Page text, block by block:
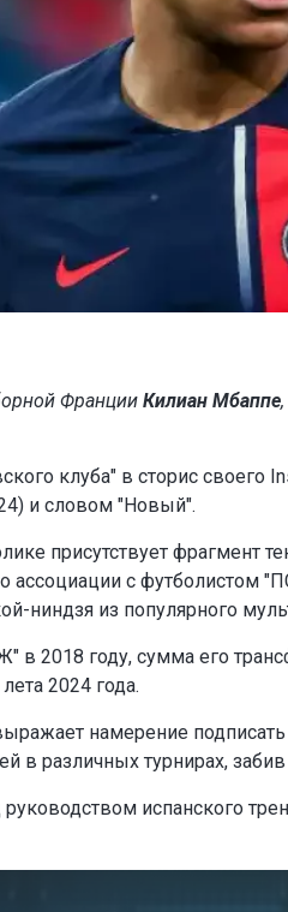
Франции Килиан Мбаппе
клуба" в сторис
и словом "Новый".
присутствует фрагмент
ассоциации с футболистом
ниндзя из популярного
2018 году, сумма его
2024 года.
намерение
в различных турнирах,
испанского